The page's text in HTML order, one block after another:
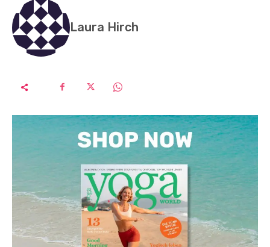
Laura Hirch